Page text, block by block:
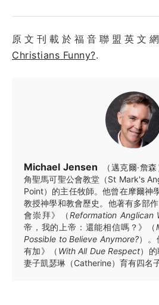
原文刊載於福音聯盟英文
Christians Funny?.
Michael Jensen
（邁克爾·詹
角聖馬可聖公會教堂（St Mark's
Point）的主任牧師。他曾在摩爾神
教授神學和教會歷史。他著有多部
會崇拜》（Reformation Anglican
帝，我的上帝：還能相信嗎？》（
Possible to Believe Anymore?）。
有加》（ With All Due Respect）的
妻子凱瑟琳（Catherine）育有四名子